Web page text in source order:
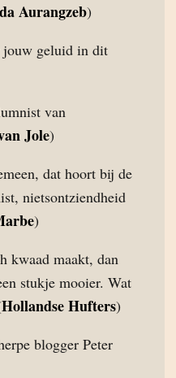
Aurangzeb)
jouw geluid in dit
van
Jole)
dat hoort bij de
nietsontziendheid
)
kwaad maakt, dan
stukje mooier. Wat
Hollandse Hufters)
blogger Peter